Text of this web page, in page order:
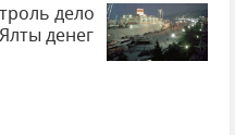
дело
денег